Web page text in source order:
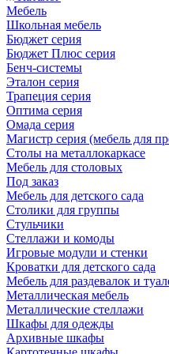
Мебель
Школьная мебель
Бюджет серия
Бюджет Плюс серия
Бенч-системы
Эталон серия
Трапеция серия
Оптима серия
Омада серия
Магистр серия (мебель для
Столы на металлокаркасе
Мебель для столовых
Под заказ
Мебель для детского сада
Столики для группы
Стульчики
Стеллажи и комоды
Игровые модули и стенки
Кроватки для детского сада
Мебель для раздевалок и
Металлическая мебель
Металлические стеллажи
Шкафы для одежды
Архивные шкафы